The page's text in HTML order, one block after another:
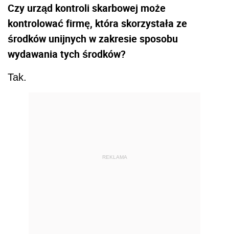
Czy urząd kontroli skarbowej może
kontrolować firmę, która skorzystała ze
środków unijnych w zakresie sposobu
wydawania tych środków?
Tak.
REKLAMA